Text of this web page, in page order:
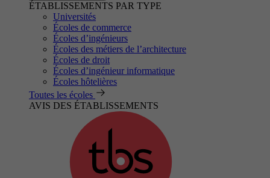
ÉTABLISSEMENTS PAR TYPE
Universités
Écoles de commerce
Écoles d’ingénieurs
Écoles des métiers de l’architecture
Écoles de droit
Écoles d’ingénieur informatique
Écoles hôtelières
Toutes les écoles
AVIS DES ÉTABLISSEMENTS